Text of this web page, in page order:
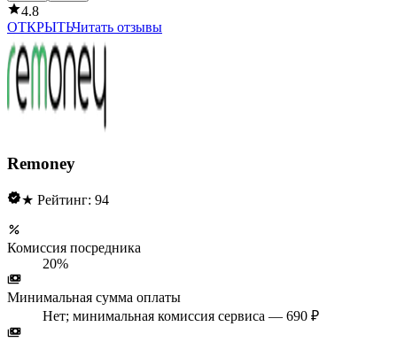
4.8
ОТКРЫТЬЧитать отзывы
Remoney
★ Рейтинг: 94
Комиссия посредника
20%
Минимальная сумма оплаты
Нет; минимальная комиссия сервиса — 690 ₽